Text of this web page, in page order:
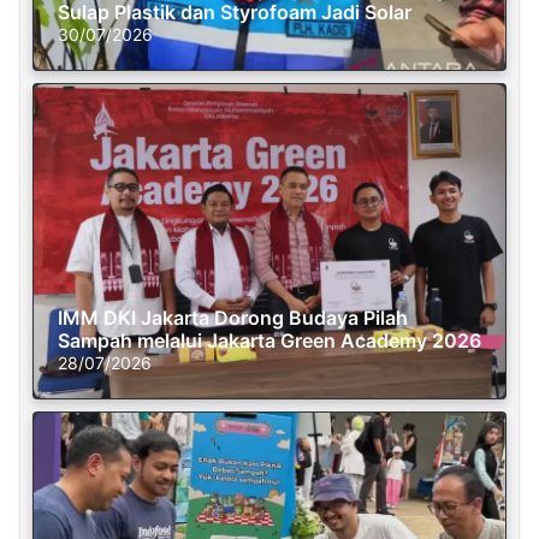
Sulap Plastik dan Styrofoam Jadi Solar
30/07/2026
IMM DKI Jakarta Dorong Budaya Pilah
Sampah melalui Jakarta Green Academy 2026
28/07/2026